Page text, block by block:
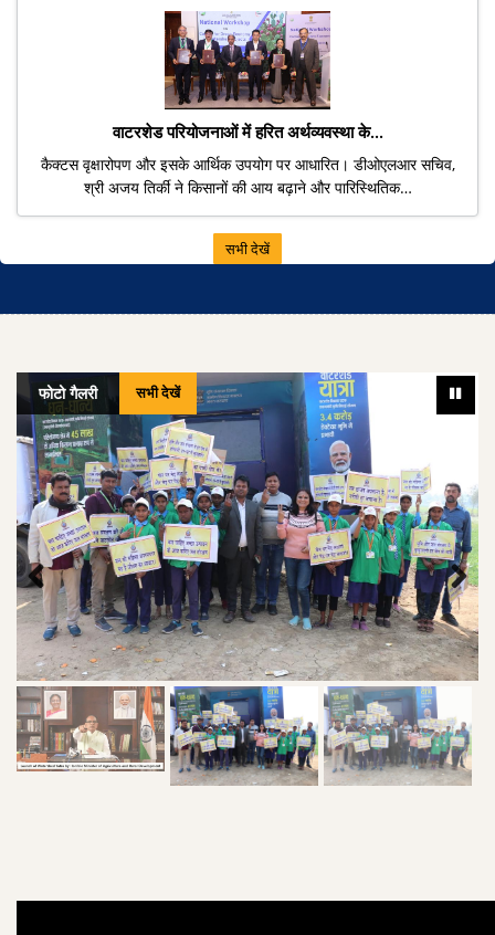
वाटरशेड परियोजनाओं में हरित अर्थव्यवस्था के...
कैक्टस वृक्षारोपण और इसके आर्थिक उपयोग पर आधारित। डीओएलआर सचिव,
श्री अजय तिर्की ने किसानों की आय बढ़ाने और पारिस्थितिक…
सभी देखें
फोटो गैलरी सभी देखें